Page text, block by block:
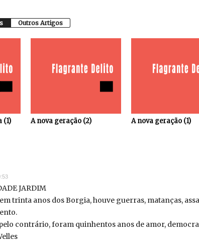
Outros Artigos
(1) A nova geração (2) A nova geração (1)
JARDIM
trinta anos dos Borgia, houve guerras, matanças,
contrário, foram quinhentos anos de amor,